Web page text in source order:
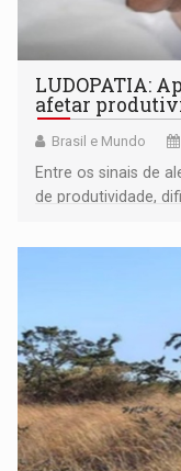
LUDOPATIA:
afetar
Brasil e Mundo
Entre os sinais de
de produtividade,